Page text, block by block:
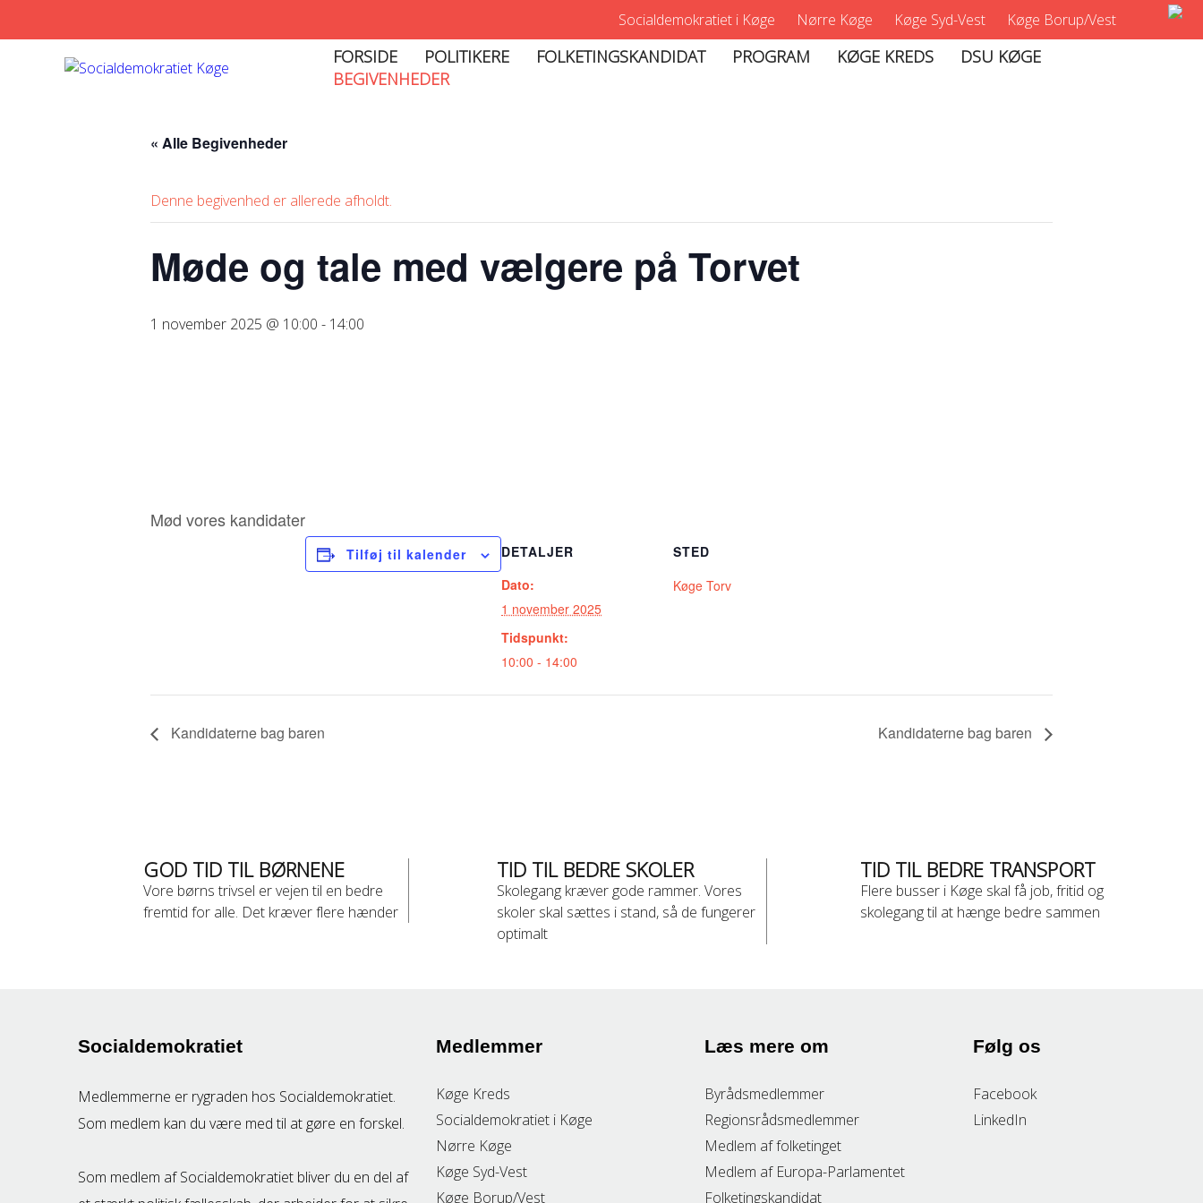
Socialdemokratiet i Køge Nørre Køge Køge Syd-Vest Køge Borup/Vest
FORSIDE POLITIKERE FOLKETINGSKANDIDAT PROGRAM KØGE KREDS
DSU KØGE
BEGIVENHEDER
« Alle Begivenheder
Denne begivenhed er allerede afholdt.
Møde og tale med vælgere på Torvet
1 november 2025 @ 10:00 - 14:00
Mød vores kandidater
Tilføj til kalender
DETALJER
Dato:
1 november 2025
Tidspunkt:
10:00 - 14:00
STED
Køge Torv
Kandidaterne bag baren Kandidaterne bag baren
GOD TID TIL BØRNENE
Vore børns trivsel er vejen til en bedre
fremtid for alle. Det kræver flere hænder
TID TIL BEDRE SKOLER
Skolegang kræver gode rammer. Vores
skoler skal sættes i stand, så de fungerer
optimalt
TID TIL BEDRE TRANSPORT
Flere busser i Køge skal få job, fritid og
skolegang til at hænge bedre sammen
Socialdemokratiet
Medlemmerne er rygraden hos Socialdemokratiet.
Som medlem kan du være med til at gøre en forskel.
Som medlem af Socialdemokratiet bliver du en del af
Medlemmer
Køge Kreds
Socialdemokratiet i Køge
Nørre Køge
Køge Syd-Vest
Køge Borup/Vest
Læs mere om
Byrådsmedlemmer
Regionsrådsmedlemmer
Medlem af folketinget
Medlem af Europa-Parlamentet
Folketingskandidat
Følg os
Facebook
LinkedIn